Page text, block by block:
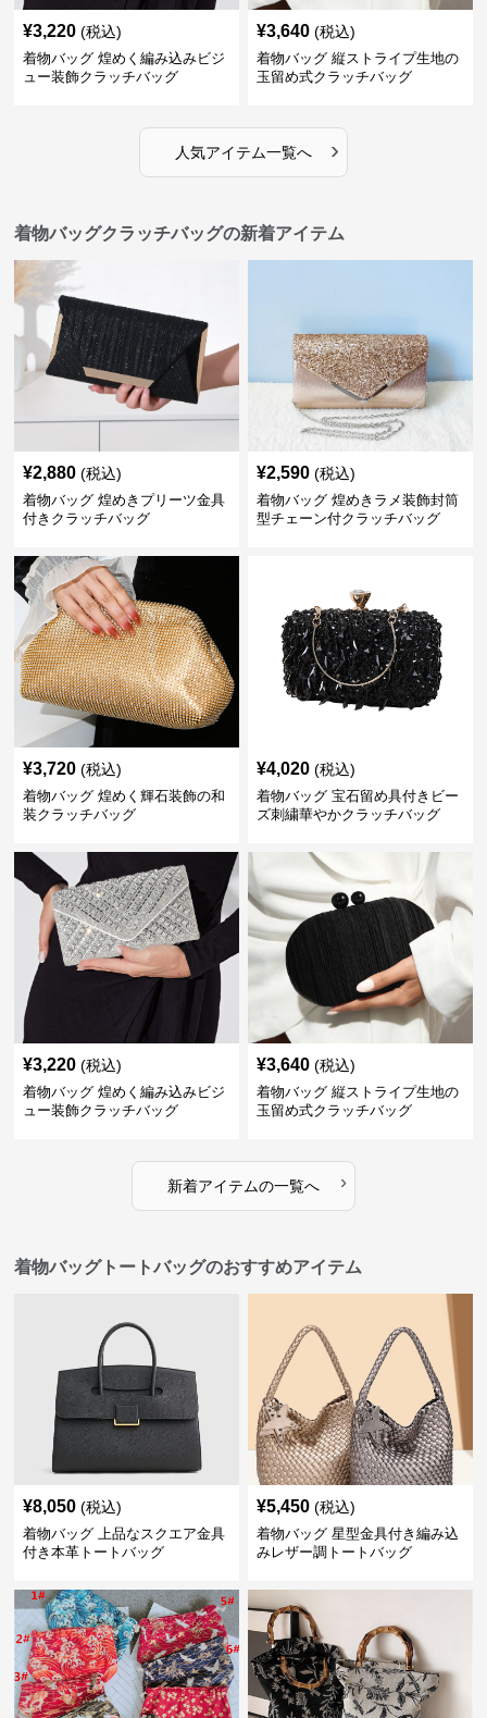
¥3,220 (税込)
着物バッグ 煌めく編み込みビジ
ュー装飾クラッチバッグ
¥3,640 (税込)
着物バッグ 縦ストライプ生地の
玉留め式クラッチバッグ
人気アイテム一覧へ ›
着物バッグクラッチバッグの新着アイテム
¥2,880 (税込)
着物バッグ 煌めきプリーツ金具
付きクラッチバッグ
¥2,590 (税込)
着物バッグ 煌めきラメ装飾封筒
型チェーン付クラッチバッグ
¥3,720 (税込)
着物バッグ 煌めく輝石装飾の和
装クラッチバッグ
¥4,020 (税込)
着物バッグ 宝石留め具付きビー
ズ刺繍華やかクラッチバッグ
¥3,220 (税込)
着物バッグ 煌めく編み込みビジ
ュー装飾クラッチバッグ
¥3,640 (税込)
着物バッグ 縦ストライプ生地の
玉留め式クラッチバッグ
新着アイテムの一覧へ ›
着物バッグトートバッグのおすすめアイテム
¥8,050 (税込)
着物バッグ 上品なスクエア金具
付き本革トートバッグ
¥5,450 (税込)
着物バッグ 星型金具付き編み込
みレザー調トートバッグ